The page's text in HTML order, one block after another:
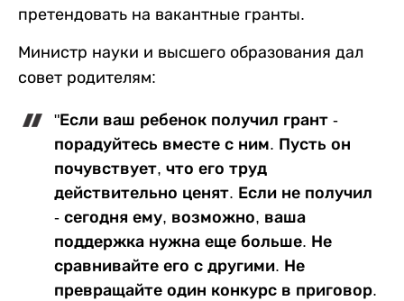
претендовать на вакантные гранты.
Министр науки и высшего образования дал
совет родителям:
"Если ваш ребенок получил грант -
порадуйтесь вместе с ним. Пусть он
почувствует, что его труд
действительно ценят. Если не получил
- сегодня ему, возможно, ваша
поддержка нужна еще больше. Не
сравнивайте его с другими. Не
превращайте один конкурс в приговор.